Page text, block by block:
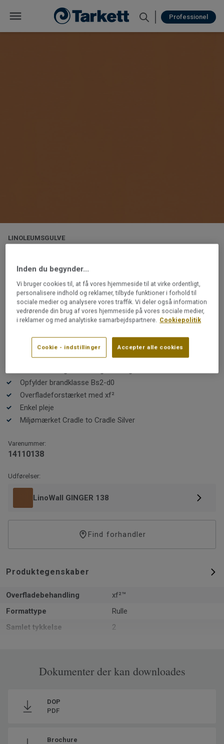
Professionel
LINOLEUMSGULVE
GINGER 138
Denne linoleums-kollektion er skabt specielt til vægge.
Brug LinoWall som en flot og slidstærk effekt på
områder med høj aktivitet som køkken, børneværelse,
entré og bryggers eller som en flot harmonisk detalje
sammen med et gulv med Etrusco, der findes i 10
farver, som passer med LinoWall.
Læs mere
Farvematchet med Etrusco
Opfylder brandklasse Bs2-d0
Overfladeforstærket med xf²
Enkel pleje
Miljømærket Cradle to Cradle Silver
Varenummer:
14110138
Udførelser:
LinoWall GINGER 138
Find forhandler
Produktegenskaber
Overfladebehandling
xf²™
Formattype
Rulle
Samlet tykkelse
2
Ftalatindhold
100% Ftalatfri
Dokumenter der kan downloades
DOP
PDF
Brochure
Inden du begynder...
Vi bruger cookies til, at få vores hjemmeside til at virke ordentligt,
personalisere indhold og reklamer, tilbyde funktioner i forhold til
sociale medier og analysere vores traffik. Vi deler også information
vedrørende din brug af vores hjemmeside på vores sociale medier,
i reklamer og med analytiske samarbejdspartnere. Cookiepolitik
Cookie - indstillinger Accepter alle cookies